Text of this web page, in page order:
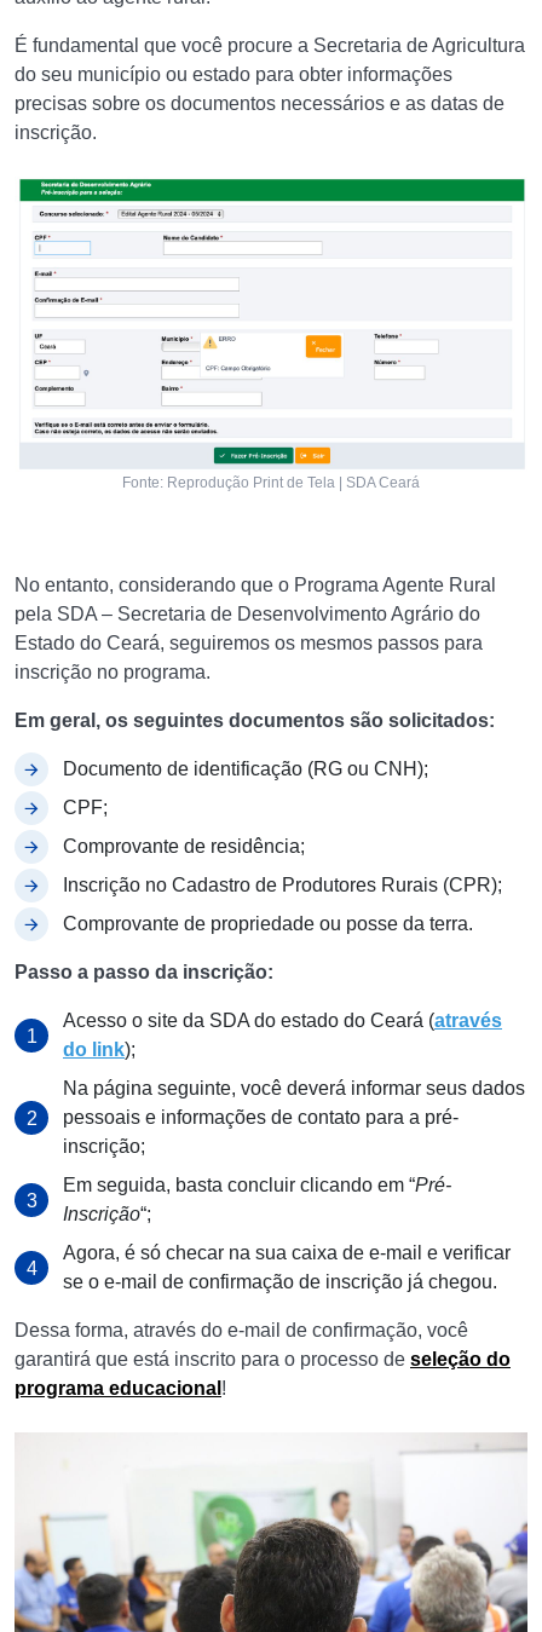
É fundamental que você procure a Secretaria de Agricultura
do seu município ou estado para obter informações
precisas sobre os documentos necessários e as datas de
inscrição.
Fonte: Reprodução Print de Tela | SDA Ceará
No entanto, considerando que o Programa Agente Rural
pela SDA – Secretaria de Desenvolvimento Agrário do
Estado do Ceará, seguiremos os mesmos passos para
inscrição no programa.
Em geral, os seguintes documentos são solicitados:
Documento de identificação (RG ou CNH);
CPF;
Comprovante de residência;
Inscrição no Cadastro de Produtores Rurais (CPR);
Comprovante de propriedade ou posse da terra.
Passo a passo da inscrição:
Acesso o site da SDA do estado do Ceará (através
do link);
Na página seguinte, você deverá informar seus dados
pessoais e informações de contato para a pré-
inscrição;
Em seguida, basta concluir clicando em “Pré-
Inscrição“;
Agora, é só checar na sua caixa de e-mail e verificar
se o e-mail de confirmação de inscrição já chegou.
Dessa forma, através do e-mail de confirmação, você
garantirá que está inscrito para o processo de seleção do
programa educacional !